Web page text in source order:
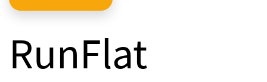
RunFlat